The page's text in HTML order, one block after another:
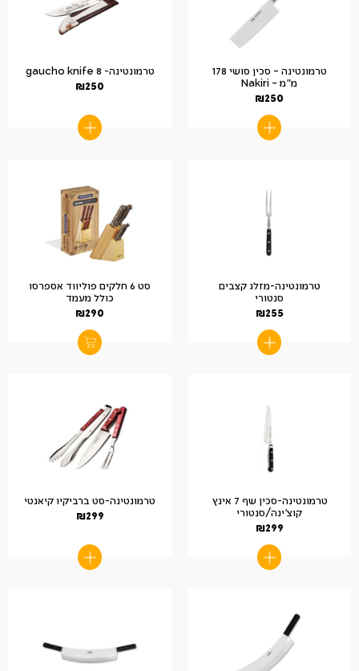
טרמונטינה – סכין סושי 178
מ"מ – Nakiri
₪250
טרמונטינה- gaucho knife 8
₪250
טרמונטינה-מזלג קצבים
סנטורי
₪255
סט 6 חלקים פוליווד אספרסו
כולל מעמד
₪290
טרמונטינה-סכין שף 7 אינץ
קוצ'ינה/סנטורי
₪299
טרמונטינה-סט ברביקיו קיאנטי
₪299